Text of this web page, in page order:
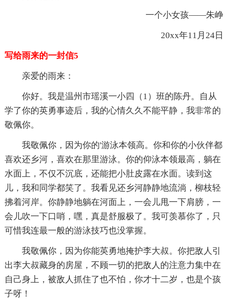
一个小女孩——朱峥
20xx年11月24日
写给雨来的一封信5
亲爱的雨来：
你好。我是温州市瑶溪一小四（1）班的陈丹。自从
学了你的英勇事迹后，我的心情久久不能平静，我非常的
敬佩你。
我敬佩你，因为你的'游泳本领高。你和你的小伙伴都
喜欢还乡河，喜欢在那里游泳。你的仰泳本领最高，躺在
水面上，不仅不沉底，还能把小肚皮露在水面。读到这
儿，我和同学都笑了。我看见还乡河静静地流淌，柳枝轻
拂着河岸。你静静地躺在河面上，一会儿甩一下肩膀，一
会儿吹一下口哨，嘿，真是舒服极了。我可羡慕你了，只
可惜我连最一般的游泳技巧也没掌握。
我敬佩你，因为你能英勇地掩护李大叔。你把敌人引
出李大叔藏身的房屋，不顾一切的把敌人的注意力集中在
自己身上，被敌人抓住了也不怕，你才十二岁，也是个孩
子呀！